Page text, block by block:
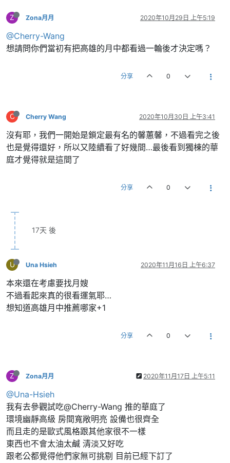
Z Zona月月 2020年10月29日 上午5:19
@Cherry-Wang
想請問你們當初有把高雄的月中都看過一輪後才決定嗎？
分享 0
C Cherry Wang 2020年10月30日 上午3:41
沒有耶，我們一開始是鎖定最有名的馨蕙馨，不過看完之後
也是覺得還好，所以又陸續看了好幾間…最後看到獨棟的華
庭才覺得就是這間了
分享 0
17天 後
U Una Hsieh 2020年11月16日 上午6:37
本來還在考慮要找月嫂
不過看起來真的很看運氣耶…
想知道高雄月中推薦哪家+1
分享 0
Z Zona月月 2020年11月17日 上午5:11
@Una-Hsieh
我有去參觀試吃@Cherry-Wang 推的華庭了
環境幽靜高級 房間寬敞明亮 設備也很齊全
而且走的是歐式風格跟其他家很不一樣
東西也不會太油太鹹 清淡又好吃
跟老公都覺得他們家無可挑剔 目前已經下訂了